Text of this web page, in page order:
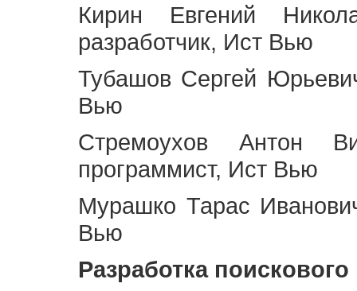
Кирин Евгений
разработчик, Ист Вью
Тубашов Сергей
Вью
Стремоухов Антон
программист, Ист Вью
Мурашко Тарас
Вью
Разработка